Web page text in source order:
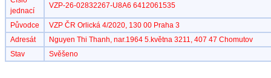
jednací
VZP-26-02832267-U8A6 6412061535
Původce
VZP ČR Orlická 4/2020, 130 00 Praha 3
Adresát
Nguyen Thi Thanh, nar.1964 5.května 3211, 407 47 Chomutov
Stav
Svěšeno